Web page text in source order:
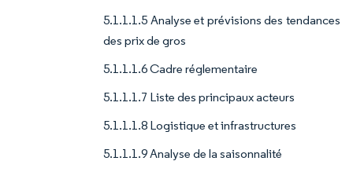
5.1.1.1.5 Analyse et prévisions des tendances
des prix de gros
5.1.1.1.6 Cadre réglementaire
5.1.1.1.7 Liste des principaux acteurs
5.1.1.1.8 Logistique et infrastructures
5.1.1.1.9 Analyse de la saisonnalité